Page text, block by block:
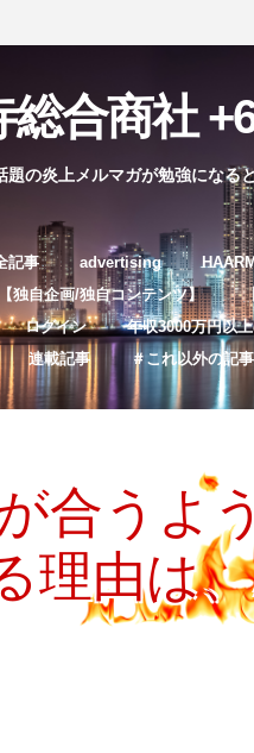
総合商社
題の炎上メルマガが勉強になる
記事 advertising
【独自企画/独自コンテンツ】
ログイン 年収3000万円以
連載記事
＃これ以外の記
合うよ
理由は